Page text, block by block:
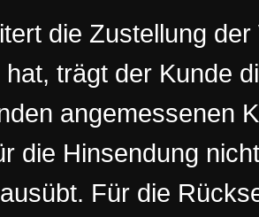
die Zustellung
trägt der Kunde
angemessenen
die Hinsendung
Für die